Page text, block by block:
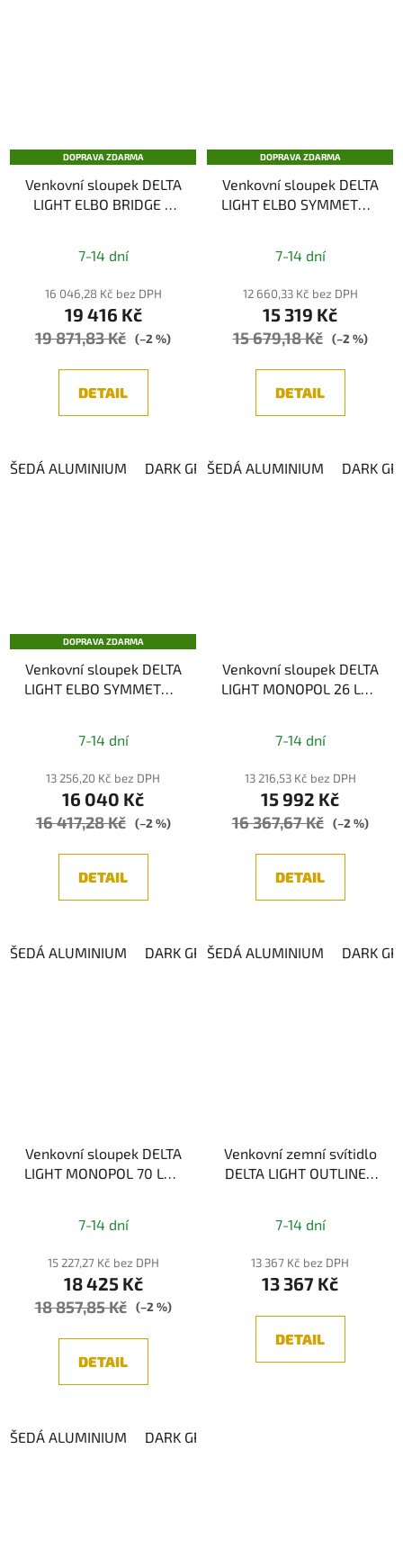
DOPRAVA ZDARMA
Venkovní sloupek DELTA
LIGHT ELBO BRIDGE P
7-14 dní
16 046,28 Kč bez DPH
19 416 Kč
19 871,83 Kč (–2 %)
DETAIL
ŠEDÁ ALUMINIUM DARK GREY
DOPRAVA ZDARMA
Venkovní sloupek DELTA
LIGHT ELBO SYMMETRIC
7-14 dní
12 660,33 Kč bez DPH
15 319 Kč
15 679,18 Kč (–2 %)
DETAIL
ŠEDÁ ALUMINIUM DARK
DOPRAVA ZDARMA
Venkovní sloupek DELTA
LIGHT ELBO SYMMETRIC
7-14 dní
13 256,20 Kč bez DPH
16 040 Kč
16 417,28 Kč (–2 %)
DETAIL
ŠEDÁ ALUMINIUM DARK GREY
Venkovní sloupek DELTA
LIGHT MONOPOL 26 LED
7-14 dní
13 216,53 Kč bez DPH
15 992 Kč
16 367,67 Kč (–2 %)
DETAIL
ŠEDÁ ALUMINIUM DARK
Venkovní sloupek DELTA
LIGHT MONOPOL 70 LED
7-14 dní
15 227,27 Kč bez DPH
18 425 Kč
18 857,85 Kč (–2 %)
DETAIL
ŠEDÁ ALUMINIUM DARK GREY
Venkovní zemní svítidlo
DELTA LIGHT OUTLINER
7-14 dní
13 367 Kč bez DPH
13 367 Kč
DETAIL